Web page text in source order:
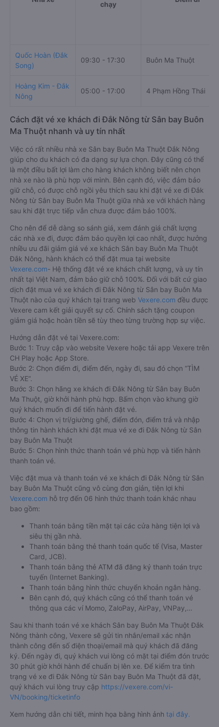
chạy
Quốc Hoàn (Đắk
Song)
09:30 - 17:30 Buôn Ma Thuột
Hoàng Kim - Đắk
Nông
05:00 - 17:00 4 Phạm Hồng Thái
Cách đặt vé xe khách đi Đắk Nông từ Sân bay Buôn
Ma Thuột nhanh và uy tín nhất
Việc có rất nhiều nhà xe Sân bay Buôn Ma Thuột Đắk Nông
giúp cho du khách có đa dạng sự lựa chọn. Đây cũng có thể
là một điều bất lợi làm cho hàng khách không biết nên chọn
nhà xe nào là phù hợp với mình. Bên cạnh đó, việc đảm bảo
giữ chỗ, có được chỗ ngồi yêu thích sau khi đặt vé xe đi Đắk
Nông từ Sân bay Buôn Ma Thuột giữa nhà xe với khách hàng
sau khi đặt trực tiếp vẫn chưa được đảm bảo 100%.
Cho nên để dễ dàng so sánh giá, xem đánh giá chất lượng
các nhà xe đi, được đảm bảo quyền lợi cao nhất, được hưởng
nhiều ưu đãi giảm giá vé xe khách Sân bay Buôn Ma Thuột
Đắk Nông, hành khách có thể đặt mua tại website
Vexere.com- Hệ thống đặt vé xe khách chất lượng, và uy tín
nhất tại Việt Nam, đảm bảo giữ chỗ 100%. Đối với bất cứ giao
dịch đặt mua vé xe khách đi Đắk Nông từ Sân bay Buôn Ma
Thuột nào của quý khách tại trang web Vexere.com đều được
Vexere cam kết giải quyết sự cố. Chính sách tặng coupon
giảm giá hoặc hoàn tiền sẽ tùy theo từng trường hợp sự việc.
Hướng dẫn đặt vé tại Vexere.com:
Bước 1: Truy cập vào website Vexere hoặc tải app Vexere trên
CH Play hoặc App Store.
Bước 2: Chọn điểm đi, điểm đến, ngày đi, sau đó chọn “TÌM
VÉ XE”.
Bước 3: Chọn hãng xe khách đi Đắk Nông từ Sân bay Buôn
Ma Thuột, giờ khởi hành phù hợp. Bấm chọn vào khung giờ
quý khách muốn đi để tiến hành đặt vé.
Bước 4: Chọn vị trí/giường ghế, điểm đón, điểm trả và nhập
thông tin hành khách khi đặt mua vé xe đi Đắk Nông từ Sân
bay Buôn Ma Thuột
Bước 5: Chọn hình thức thanh toán vé phù hợp và tiến hành
thanh toán vé.
Việc đặt mua và thanh toán vé xe khách đi Đắk Nông từ Sân
bay Buôn Ma Thuột cũng vô cùng đơn giản, tiện lợi khi
Vexere.com hỗ trợ đến 06 hình thức thanh toán khác nhau
bao gồm:
Thanh toán bằng tiền mặt tại các cửa hàng tiện lợi và
siêu thị gần nhà.
Thanh toán bằng thẻ thanh toán quốc tế (Visa, Master
Card, JCB).
Thanh toán bằng thẻ ATM đã đăng ký thanh toán trực
tuyến (Internet Banking).
Thanh toán bằng hình thức chuyển khoản ngân hàng.
Bên cạnh đó, quý khách cũng có thể thanh toán vé
thông qua các ví Momo, ZaloPay, AirPay, VNPay,…
Sau khi thanh toán vé xe khách Sân bay Buôn Ma Thuột Đắk
Nông thành công, Vexere sẽ gửi tin nhắn/email xác nhận
thành công đến số điện thoại/email mà quý khách đã đăng
ký. Đến ngày đi, quý khách vui lòng có mặt tại điểm đón trước
30 phút giờ khởi hành để chuẩn bị lên xe. Để kiểm tra tình
trạng vé xe đi Đắk Nông từ Sân bay Buôn Ma Thuột đã đặt,
quý khách vui lòng truy cập https://vexere.com/vi-
VN/booking/ticketinfo
Xem hướng dẫn chi tiết, minh họa bằng hình ảnh tại đây.